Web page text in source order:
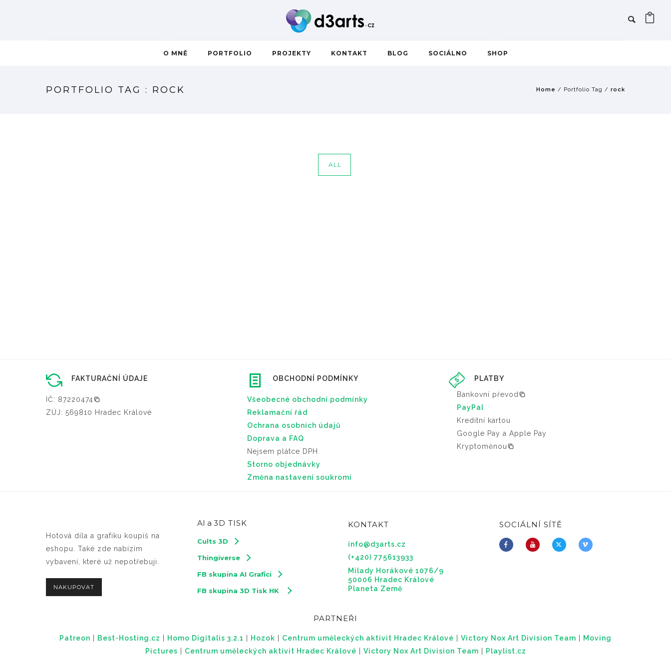
O MNĚ PORTFOLIO PROJEKTY KONTAKT BLOG SOCIÁLNO SHOP
PORTFOLIO TAG : ROCK Home / Portfolio Tag / rock
ALL
FAKTURAČNÍ ÚDAJE
IČ: 87220474
ZÚJ: 569810 Hradec Králové
OBCHODNÍ PODMÍNKY
Všeobecné obchodní podmínky
Reklamační řád
Ochrana osobních údajů
Doprava a FAQ
Nejsem plátce DPH
Storno objednávky
Změna nastavení soukromí
PLATBY
Bankovní převod
PayPal
Kreditní kartou
Google Pay a Apple Pay
Kryptoměnou
Hotová díla a grafiku koupíš na
eshopu. Také zde nabízím
vybavení, které už nepotřebuji.
NAKUPOVAT
AI a 3D TISK
Cults 3D
Thingiverse
FB skupina AI Grafici
FB skupina 3D Tisk HK
KONTAKT
info@d3arts.cz
(+420) 775613933
Milady Horákové 1076/9
50006 Hradec Králové
Planeta Země
SOCIÁLNÍ SÍTĚ
PARTNEŘI
Patreon Best-Hosting.cz Homo Digitalis 3.2.1 Hozok Centrum uměleckých aktivit Hradec Králové Victory Nox Art Division Team
Moving
Pictures
Centrum uměleckých aktivit Hradec Králové Victory Nox Art Division Team Playlist.cz